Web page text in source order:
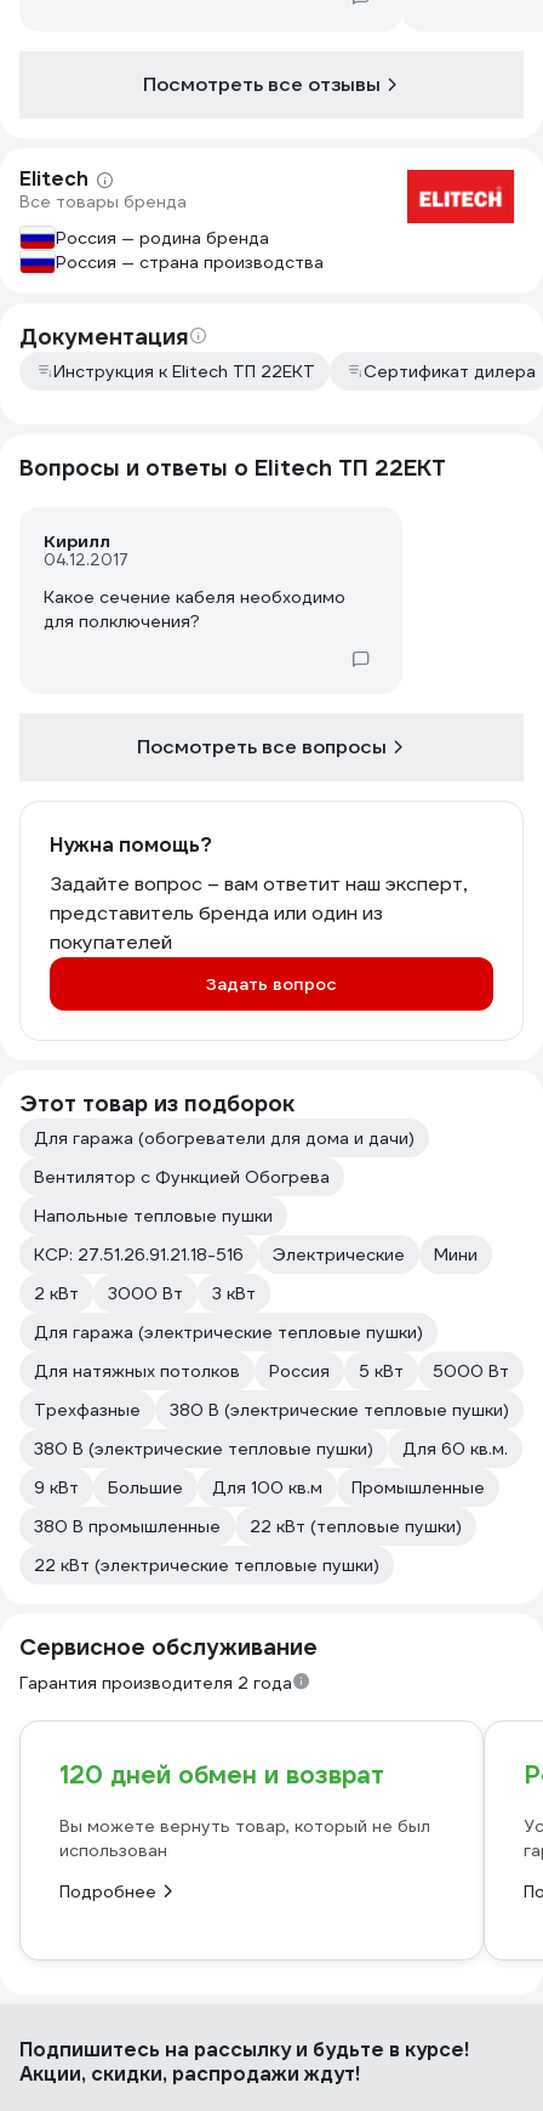
Посмотреть все отзывы
Elitech
Все товары бренда
Россия — родина бренда
Россия — страна производства
Документация
Инструкция к Elitech ТП 22ЕКТ Сертификат дилера
Вопросы и ответы о Elitech ТП 22ЕКТ
Кирилл
04.12.2017
Какое сечение кабеля необходимо
для полключения?
Посмотреть все вопросы
Нужна помощь?
Задайте вопрос – вам ответит наш эксперт,
представитель бренда или один из
покупателей
Задать вопрос
Этот товар из подборок
Для гаража (обогреватели для дома и дачи)
Вентилятор с Функцией Обогрева
Напольные тепловые пушки
КСР: 27.51.26.91.21.18-516
Электрические
Мини
2 кВт
3000 Вт
3 кВт
Для гаража (электрические тепловые пушки)
Для натяжных потолков
Россия 5 кВт
5000 Вт
Трехфазные
380 В (электрические тепловые пушки)
380 В (электрические тепловые пушки)
Для 60 кв.м.
9 кВт
Большие Для 100 кв.м
Промышленные
380 В промышленные
22 кВт (тепловые пушки)
22 кВт (электрические тепловые пушки)
Сервисное обслуживание
Гарантия производителя 2 года
120 дней обмен и возврат
Вы можете вернуть товар, который не был
использован
Подробнее
Подпишитесь на рассылкуи будьте в курсе!
Акции, скидки, распродажи ждут!